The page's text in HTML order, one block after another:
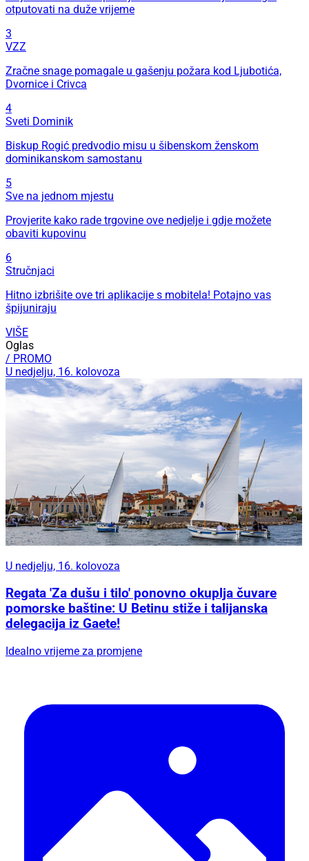
otputovati na duže vrijeme
3
VZZ
Zračne snage pomagale u gašenju požara kod Ljubotića,
Dvornice i Crivca
4
Sveti Dominik
Biskup Rogić predvodio misu u šibenskom ženskom
dominikanskom samostanu
5
Sve na jednom mjestu
Provjerite kako rade trgovine ove nedjelje i gdje možete
obaviti kupovinu
6
Stručnjaci
Hitno izbrišite ove tri aplikacije s mobitela! Potajno vas
špijuniraju
VIŠE
Oglas
/ PROMO
U nedjelju, 16. kolovoza
U nedjelju, 16. kolovoza
Regata 'Za dušu i tilo' ponovno okuplja čuvare
pomorske baštine: U Betinu stiže i talijanska
delegacija iz Gaete!
Idealno vrijeme za promjene